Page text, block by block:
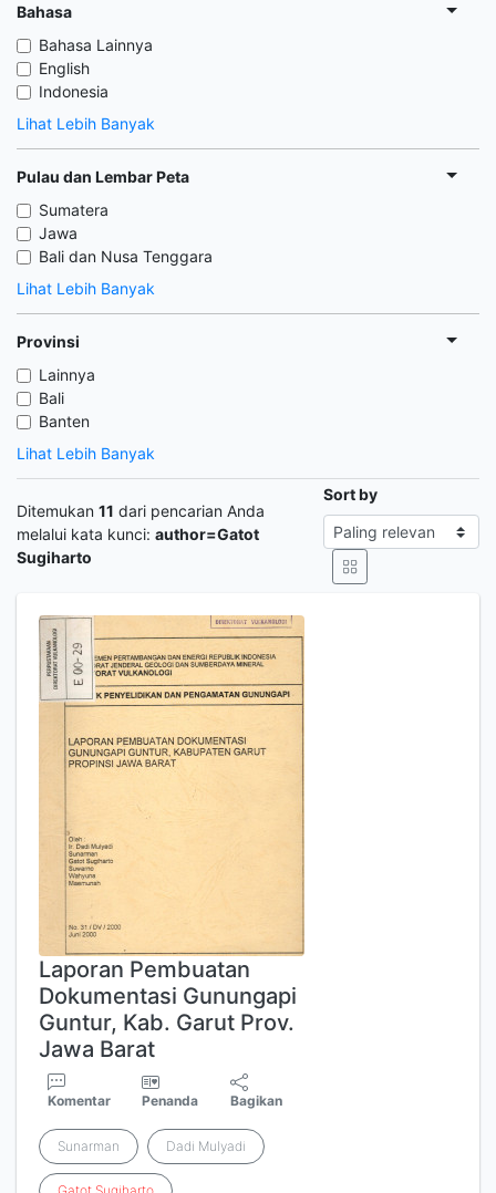
Bahasa
Bahasa Lainnya
English
Indonesia
Lihat Lebih Banyak
Pulau dan Lembar Peta
Sumatera
Jawa
Bali dan Nusa Tenggara
Lihat Lebih Banyak
Provinsi
Lainnya
Bali
Banten
Lihat Lebih Banyak
Ditemukan 11 dari pencarian Anda
melalui kata kunci: author=Gatot
Sugiharto
Sort by
Laporan Pembuatan
Dokumentasi Gunungapi
Guntur, Kab. Garut Prov.
Jawa Barat
Komentar Penanda Bagikan
Sunarman Dadi Mulyadi